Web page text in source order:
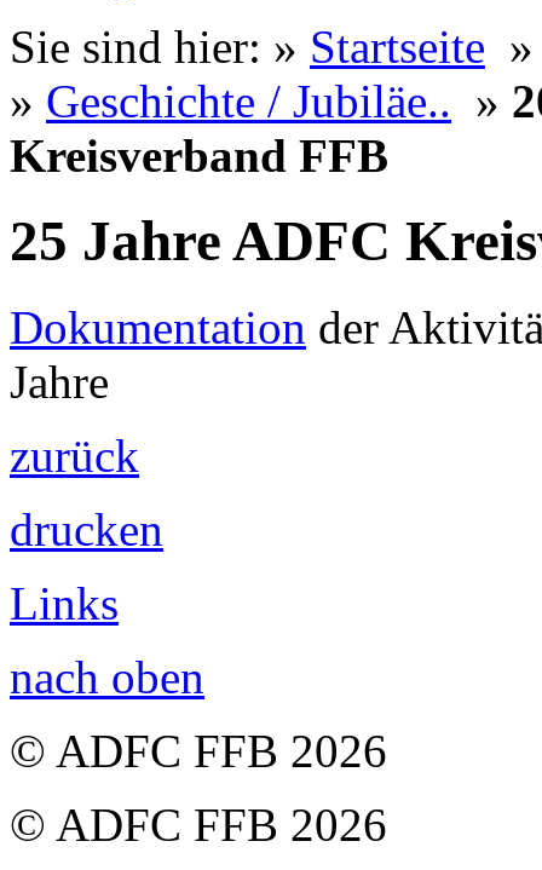
Sie sind hier: » Startseite
» Geschichte / Jubiläe.. »
Kreisverband FFB
25 Jahre ADFC
Dokumentation der
Jahre
zurück
drucken
Links
nach oben
© ADFC FFB 2026
© ADFC FFB 2026